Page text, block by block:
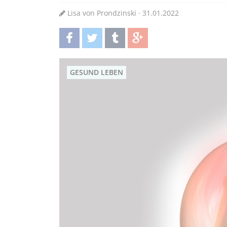
Lisa von Prondzinski · 31.01.2022
teilentwittern teilen teilen
GESUND LEBEN